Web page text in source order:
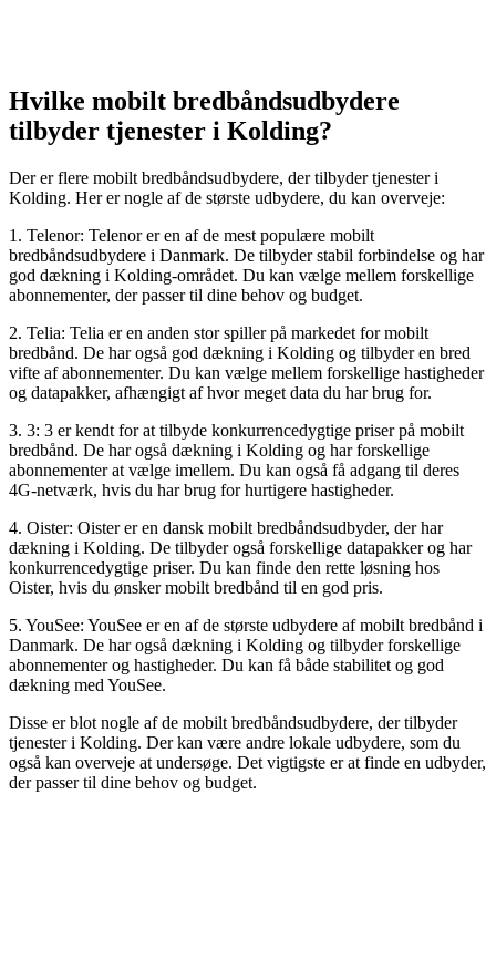
Hvilke mobilt bredbåndsudbydere
tilbyder tjenester i Kolding?
Der er flere mobilt bredbåndsudbydere, der tilbyder tjenester i
Kolding. Her er nogle af de største udbydere, du kan overveje:
1. Telenor: Telenor er en af de mest populære mobilt
bredbåndsudbydere i Danmark. De tilbyder stabil forbindelse og har
god dækning i Kolding-området. Du kan vælge mellem forskellige
abonnementer, der passer til dine behov og budget.
2. Telia: Telia er en anden stor spiller på markedet for mobilt
bredbånd. De har også god dækning i Kolding og tilbyder en bred
vifte af abonnementer. Du kan vælge mellem forskellige hastigheder
og datapakker, afhængigt af hvor meget data du har brug for.
3. 3: 3 er kendt for at tilbyde konkurrencedygtige priser på mobilt
bredbånd. De har også dækning i Kolding og har forskellige
abonnementer at vælge imellem. Du kan også få adgang til deres
4G-netværk, hvis du har brug for hurtigere hastigheder.
4. Oister: Oister er en dansk mobilt bredbåndsudbyder, der har
dækning i Kolding. De tilbyder også forskellige datapakker og har
konkurrencedygtige priser. Du kan finde den rette løsning hos
Oister, hvis du ønsker mobilt bredbånd til en god pris.
5. YouSee: YouSee er en af de største udbydere af mobilt bredbånd i
Danmark. De har også dækning i Kolding og tilbyder forskellige
abonnementer og hastigheder. Du kan få både stabilitet og god
dækning med YouSee.
Disse er blot nogle af de mobilt bredbåndsudbydere, der tilbyder
tjenester i Kolding. Der kan være andre lokale udbydere, som du
også kan overveje at undersøge. Det vigtigste er at finde en udbyder,
der passer til dine behov og budget.